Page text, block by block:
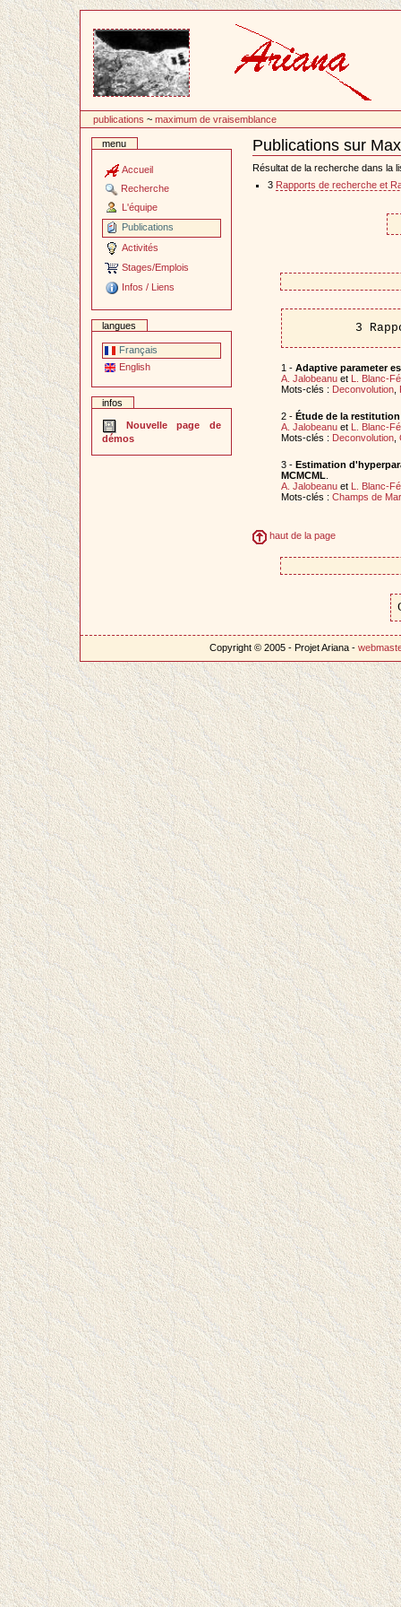
contenu
publications ~maximum de vraisemblance
menu
Accueil
Recherche
L'équipe
Publications
Activités
Stages/Emplois
Infos / Liens
langues
Français
English
infos
Nouvelle page de
démos
Publications sur
Document
Actions
Résultat de la recherche dans la
3 Rapports de recherche et
3
1 - Adaptive parameter
A. Jalobeanuet L. Blanc-
Mots-clés : Deconvolution,
2 - Étude de la
A. Jalobeanuet L. Blanc-
Mots-clés : Deconvolution,
3 - Estimation
MCMCML
A. Jalobeanuet L. Blanc-
Mots-clés : Champs de
haut de la page
Copyright © 2005 - Projet Ariana -